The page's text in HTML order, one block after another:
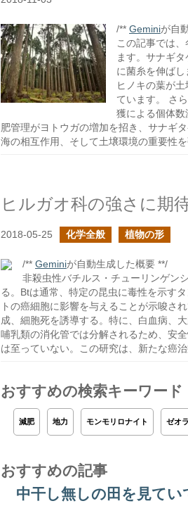
/** Geminiが自
この記事では
ます。サナギ
に菌糸を伸ば
ヒノキの葉が
ています。 さ
獲による個体
肥管理がヨトウガの増加を招き、サナギ
海の相互作用、そして土壌環境の重要性
ヒルガオ科の強さに期
2018-05-25 化学全般 植物の形
/** Geminiが自動生成した概要 **/
非殺虫性バチルス・チューリンゲン
る。Btは通常、特定の昆虫に毒性を示す
トの癌細胞に影響を与えることが示唆さ
成、細胞死を誘導する。特に、白血病、
哺乳類の消化管では分解されるため、安
は至っていない。この研究は、新たな癌
おすすめの検索キーワード
減肥 地力 モンモリロナイト ゼオ
おすすめの記事
中干し無しの田を見てい